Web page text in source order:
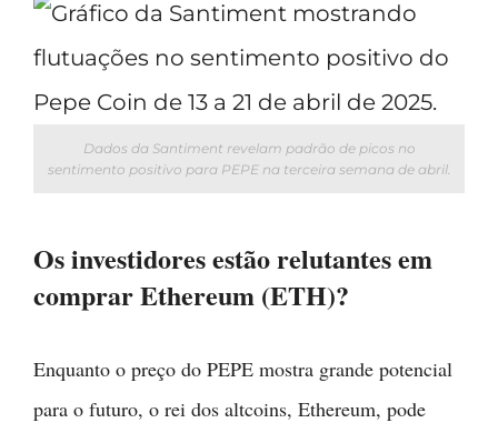
Dados da Santiment revelam padrão de picos no
sentimento positivo para PEPE na terceira semana de abril.
Os investidores estão relutantes em
comprar Ethereum (ETH)?
Enquanto o preço do PEPE mostra grande potencial
para o futuro, o rei dos altcoins, Ethereum, pode